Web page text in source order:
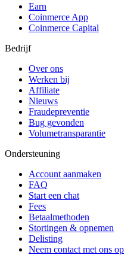
Earn
Coinmerce App
Coinmerce Capital
Bedrijf
Over ons
Werken bij
Affiliate
Nieuws
Fraudepreventie
Bug gevonden
Volumetransparantie
Ondersteuning
Account aanmaken
FAQ
Start een chat
Fees
Betaalmethoden
Stortingen & opnemen
Delisting
Neem contact met ons op